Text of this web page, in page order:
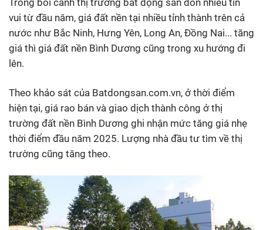
vui từ đầu năm, giá đất nền tại nhiều tỉnh thành trên cả
nước như Bắc Ninh, Hưng Yên, Long An, Đồng Nai... tăng
giá thì giá đất nền Bình Dương cũng trong xu hướng đi
lên.
Theo khảo sát của Batdongsan.com.vn, ở thời điểm
hiện tại, giá rao bán và giao dịch thành công ở thị
trường đất nền Bình Dương ghi nhận mức tăng giá nhẹ
thời điểm đầu năm 2025. Lượng nhà đầu tư tìm về thị
trường cũng tăng theo.